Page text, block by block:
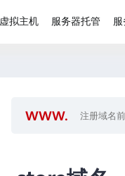
虚拟主机 服务器托管